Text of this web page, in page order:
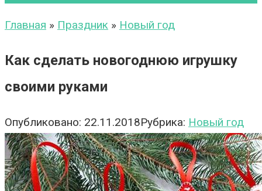
Главная » Праздник » Новый год
Как сделать новогоднюю игрушку
своими руками
Опубликовано: 22.11.2018Рубрика: Новый год